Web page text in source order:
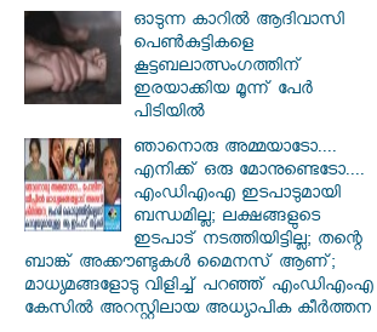
ഓടുന്ന കാറില്‍ ആദിവാസി
പെണ്‍കുട്ടികളെ
കൂട്ടബലാത്സംഗത്തിന്
ഇരയാക്കിയ മൂന്ന് പേര്‍
പിടിയില്‍
ഞാനൊരു അമ്മയാടോ....
എനിക്ക് ഒരു മോനുണ്ടെടോ....
എംഡിഎംഎ ഇടപാടുമായി
ബന്ധമില്ല; ലക്ഷങ്ങളുടെ
ഇടപാട് നടത്തിയിട്ടില്ല; തന്റെ
ബാങ്ക് അക്കൗണ്ടുകൾ മൈനസ് ആണ്;
മാധ്യമങ്ങളോടു വിളിച്ച് പറഞ്ഞ് എംഡിഎംഎ
കേസിൽ അറസ്റ്റിലായ അധ്യാപിക കീർത്തന